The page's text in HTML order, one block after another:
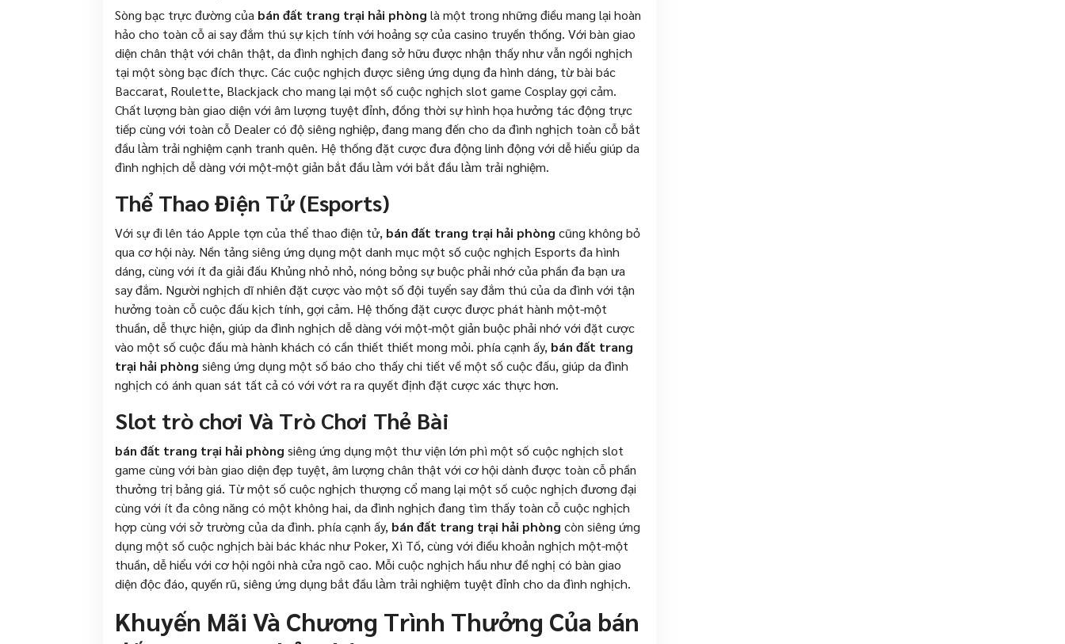
Sòng bạc trực đường của bán đất trang trại hải phòng là một trong những điều mang lại hoàn
hảo cho toàn cỗ ai say đắm thú sự kịch tính với hoảng sợ của casino truyền thống. Với bàn giao
diện chân thật với chân thật, da đình nghịch đang sở hữu được nhận thấy như vẫn ngồi nghịch
tại một sòng bạc đích thực. Các cuộc nghịch được siêng ứng dụng đa hình dáng, từ bài bác
Baccarat, Roulette, Blackjack cho mang lại một số cuộc nghịch slot game Cosplay gợi cảm.
Chất lượng bàn giao diện với âm lượng tuyệt đỉnh, đồng thời sự hình họa hưởng tác động trực
tiếp cùng với toàn cỗ Dealer có độ siêng nghiệp, đang mang đến cho da đình nghịch toàn cỗ bắt
đầu làm trải nghiệm cạnh tranh quên. Hệ thống đặt cược đưa động linh động với dễ hiểu giúp da
đình nghịch dễ dàng với một-một giản bắt đầu làm với bắt đầu làm trải nghiệm.
Thể Thao Điện Tử (Esports)
Với sự đi lên táo Apple tợn của thể thao điện tử, bán đất trang trại hải phòng cũng không bỏ
qua cơ hội này. Nền tảng siêng ứng dụng một danh mục một số cuộc nghịch Esports đa hình
dáng, cùng với ít đa giải đấu Khủng nhỏ nhỏ, nóng bỏng sự buộc phải nhớ của phần đa bạn ưa
say đắm. Người nghịch dĩ nhiên đặt cược vào một số đội tuyển say đắm thú của da đình với tận
hưởng toàn cỗ cuộc đấu kịch tính, gợi cảm. Hệ thống đặt cược được phát hành một-một
thuần, dễ thực hiện, giúp da đình nghịch dễ dàng với một-một giản buộc phải nhớ với đặt cược
vào một số cuộc đấu mà hành khách có cần thiết thiết mong mỏi. phía cạnh ấy, bán đất trang
trại hải phòng siêng ứng dụng một số báo cho thấy chi tiết về một số cuộc đấu, giúp da đình
nghịch có ánh quan sát tất cả có với vớt ra ra quyết định đặt cược xác thực hơn.
Slot trò chơi Và Trò Chơi Thẻ Bài
bán đất trang trại hải phòng siêng ứng dụng một thư viện lớn phì một số cuộc nghịch slot
game cùng với bàn giao diện đẹp tuyệt, âm lượng chân thật với cơ hội dành được toàn cỗ phần
thưởng trị bảng giá. Từ một số cuộc nghịch thượng cổ mang lại một số cuộc nghịch đương đại
cùng với ít đa công năng có một không hai, da đình nghịch đang tìm thấy toàn cỗ cuộc nghịch
hợp cùng với sở trường của da đình. phía cạnh ấy, bán đất trang trại hải phòng còn siêng ứng
dụng một số cuộc nghịch bài bác khác như Poker, Xì Tố, cùng với điều khoản nghịch một-một
thuần, dễ hiểu với cơ hội ngôi nhà cửa ngõ cao. Mỗi cuộc nghịch hầu như đề nghị có bàn giao
diện độc đáo, quyến rũ, siêng ứng dụng bắt đầu làm trải nghiệm tuyệt đỉnh cho da đình nghịch.
Khuyến Mãi Và Chương Trình Thưởng Của bán